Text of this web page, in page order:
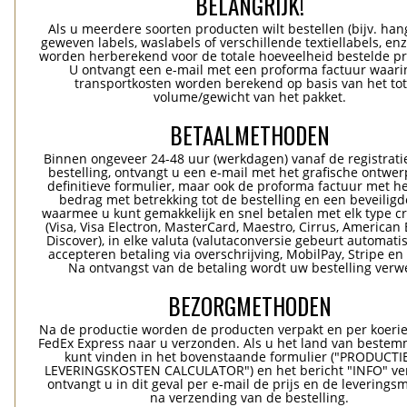
Als u meerdere soorten producten wilt bestellen (bijv.
geweven labels, waslabels of verschillende textiellabels,
worden herberekend voor de totale hoeveelheid bestelde
U ontvangt een e-mail met een proforma factuur
transportkosten worden berekend op basis van het
volume/gewicht van het pakket.
BETAALMETHODEN
Binnen ongeveer 24-48 uur (werkdagen) vanaf de
bestelling, ontvangt u een e-mail met het grafische
definitieve formulier, maar ook de proforma factuur met
bedrag met betrekking tot de bestelling en een
waarmee u kunt gemakkelijk en snel betalen met elk type
(Visa, Visa Electron, MasterCard, Maestro, Cirrus, American
Discover), in elke valuta (valutaconversie gebeurt
accepteren betaling via overschrijving, MobilPay, Stripe en
Na ontvangst van de betaling wordt uw bestelling
BEZORGMETHODEN
Na de productie worden de producten verpakt en per
FedEx Express naar u verzonden. Als u het land van
kunt vinden in het bovenstaande formulier
LEVERINGSKOSTEN CALCULATOR") en het bericht "INFO"
ontvangt u in dit geval per e-mail de prijs en de
na verzending van de bestelling.